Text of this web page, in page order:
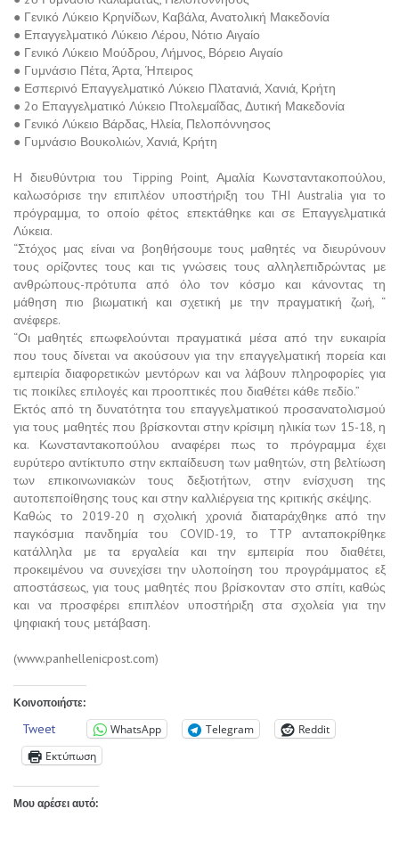
● Γενικό Λύκειο Κρηνίδων, Καβάλα, Ανατολική Μακεδονία
● Επαγγελματικό Λύκειο Λέρου, Νότιο Αιγαίο
● Γενικό Λύκειο Μούδρου, Λήμνος, Βόρειο Αιγαίο
● Γυμνάσιο Πέτα, Άρτα, Ήπειρος
● Εσπερινό Επαγγελματικό Λύκειο Πλατανιά, Χανιά, Κρήτη
● 2ο Επαγγελματικό Λύκειο Πτολεμαΐδας, Δυτική Μακεδονία
● Γενικό Λύκειο Βάρδας, Ηλεία, Πελοπόννησος
● Γυμνάσιο Βουκολιών, Χανιά, Κρήτη
Η διευθύντρια του Tipping Point, Αμαλία Κωνσταντακοπούλου,
καλωσόρισε την επιπλέον υποστήριξη του THI Australia για το
πρόγραμμα, το οποίο φέτος επεκτάθηκε και σε Επαγγελματικά
Λύκεια.
“Στόχος μας είναι να βοηθήσουμε τους μαθητές να διευρύνουν
τους ορίζοντες τους και τις γνώσεις τους αλληλεπιδρώντας με
ανθρώπους-πρότυπα από όλο τον κόσμο και κάνοντας τη
μάθηση πιο βιωματική και σχετική με την πραγματική ζωή, “
ανέφερε.
“Οι μαθητές επωφελούνται πραγματικά μέσα από την ευκαιρία
που τους δίνεται να ακούσουν για την επαγγελματική πορεία και
εμπειρία διαφορετικών μεντόρων και να λάβουν πληροφορίες για
τις ποικίλες επιλογές και προοπτικές που διαθέτει κάθε πεδίο.”
Εκτός από τη δυνατότητα του επαγγελματικού προσανατολισμού
για τους μαθητές που βρίσκονται στην κρίσιμη ηλικία των 15-18, η
κα. Κωνσταντακοπούλου αναφέρει πως το πρόγραμμα έχει
ευρύτερο αντίκτυπο στην εκπαίδευση των μαθητών, στη βελτίωση
των επικοινωνιακών τους δεξιοτήτων, στην ενίσχυση της
αυτοπεποίθησης τους και στην καλλιέργεια της κριτικής σκέψης.
Καθώς το 2019-20 η σχολική χρονιά διαταράχθηκε από την
παγκόσμια πανδημία του COVID-19, το TTP ανταποκρίθηκε
κατάλληλα με τα εργαλεία και την εμπειρία που διαθέτει,
προκειμένου να συνεχίσει την υλοποίηση του προγράμματος εξ
αποστάσεως, για τους μαθητές που βρίσκονταν στο σπίτι, καθώς
και να προσφέρει επιπλέον υποστήριξη στα σχολεία για την
ψηφιακή τους μετάβαση.
(www.panhellenicpost.com)
Κοινοποιήστε:
Tweet WhatsApp Telegram
Reddit
Εκτύπωση
Μου αρέσει αυτό: